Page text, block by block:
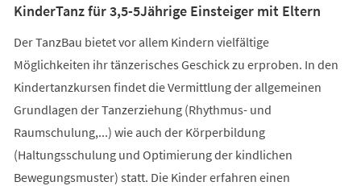
KinderTanz für 3,5-5Jährige Einsteiger mit Eltern
Der TanzBau bietet vor allem Kindern vielfältige
Möglichkeiten ihr tänzerisches Geschick zu erproben. In den
Kindertanzkursen findet die Vermittlung der allgemeinen
Grundlagen der Tanzerziehung (Rhythmus- und
Raumschulung,...) wie auch der Körperbildung
(Haltungsschulung und Optimierung der kindlichen
Bewegungsmuster) statt. Die Kinder erfahren einen